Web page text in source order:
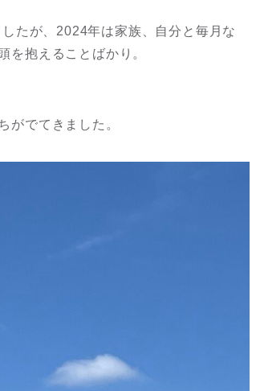
たが、2024年は家族、自分と毎月な
を抱えることばかり。
がでてきました。